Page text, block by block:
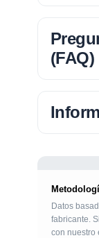
(FAQ)
Datos
fabricante.
con nuestro